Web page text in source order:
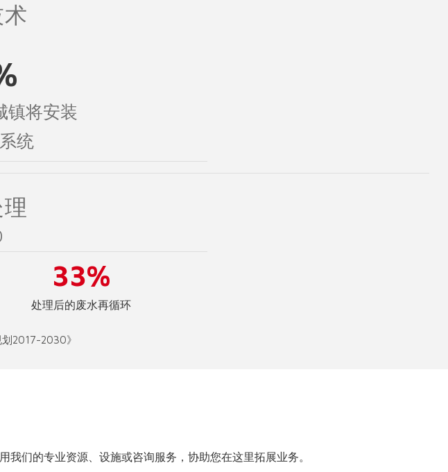
镇将安装
统
33%
处理后的废水再循环
2017-2030》
们的专业资源、设施或咨询服务，协助您在这里拓展业务。